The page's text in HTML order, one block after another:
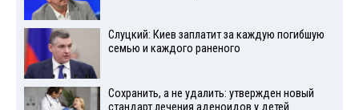
Слуцкий: Киев заплатит за каждую погибшую
семью и каждого раненого
Сохранить, а не удалить: утвержден новый